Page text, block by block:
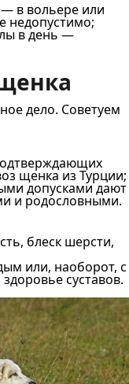
в вольере или
недопустимо;
в день —
дело. Советуем
щенка из Турции;
допусками дают
и родословными.
блеск шерсти,
или, наоборот, с
суставов.